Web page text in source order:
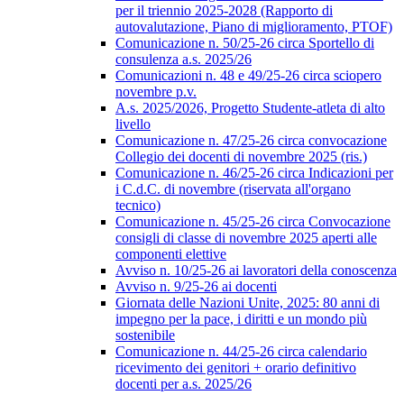
per il triennio 2025-2028 (Rapporto di
autovalutazione, Piano di miglioramento, PTOF)
Comunicazione n. 50/25-26 circa Sportello di
consulenza a.s. 2025/26
Comunicazioni n. 48 e 49/25-26 circa sciopero
novembre p.v.
A.s. 2025/2026, Progetto Studente-atleta di alto
livello
Comunicazione n. 47/25-26 circa convocazione
Collegio dei docenti di novembre 2025 (ris.)
Comunicazione n. 46/25-26 circa Indicazioni per
i C.d.C. di novembre (riservata all'organo
tecnico)
Comunicazione n. 45/25-26 circa Convocazione
consigli di classe di novembre 2025 aperti alle
componenti elettive
Avviso n. 10/25-26 ai lavoratori della conoscenza
Avviso n. 9/25-26 ai docenti
Giornata delle Nazioni Unite, 2025: 80 anni di
impegno per la pace, i diritti e un mondo più
sostenibile
Comunicazione n. 44/25-26 circa calendario
ricevimento dei genitori + orario definitivo
docenti per a.s. 2025/26